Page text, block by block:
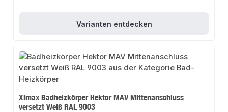
EuropeAnwendungsbereicheBadezimmerWohnräumeGewerbliche
Varianten entdecken
Ximax Badheizkörper Hektor MAV Mittenanschluss
versetzt Weiß RAL 9003